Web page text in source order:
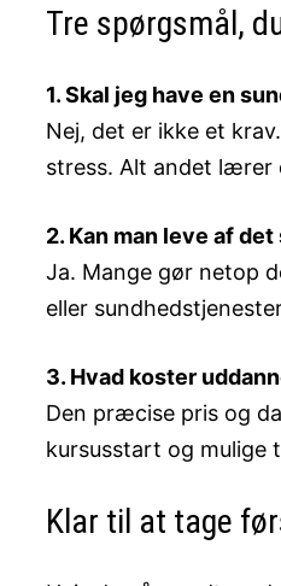
Tre spørgsmål,
1. Skal jeg have en
Nej, det er ikke et
stress. Alt andet lærer
2. Kan man leve af
Ja. Mange gør netop
eller
3. Hvad koster
Den præcise pris og
kursusstart og mulige
Klar til at tage